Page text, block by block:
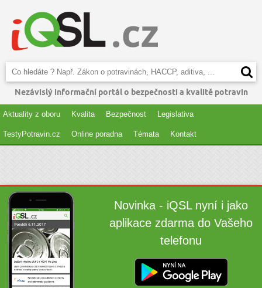
Nezávislý informační portál o bezpečnosti a kvalitě potravin
Aktuality z oboru Kvalita Bezpečnost Legislativa
TestyPotravin.cz Online poradna Témata Kontakt
Novinka - iQSL nyní i jako
aplikace zdarma do Vašeho
telefonu